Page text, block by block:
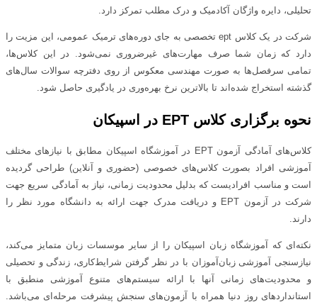
تحلیلی، دایره واژگان آکادمیک و درک مطلب تمرکز دارد.
شرکت در یک کلاس ept تخصصی به جای دوره‌های ترمیک عمومی، این مزیت را
دارد که زمان شما صرف مهارت‌های غیرضروری نمی‌شود. در این کلاس‌ها،
تمامی سرفصل‌ها به صورت مهندسی معکوس از روی دفترچه سوالات سال‌های
گذشته استخراج شده‌اند تا بالاترین نرخ بهره‌وری در یادگیری حاصل شود.
نحوه برگزاری کلاس EPT در اسپیکان
کلاس‌های آمادگی آزمون EPT در آموزشگاه اسپیکان مطابق با نیازهای مختلف
آموزشی افراد بصورت کلاس‌های خصوصی (حضوری و آنلاین) طراحی گردیده
است و مناسب افرادیست که بدلیل محدودیت زمانی، نیاز به آمادگی سریع جهت
شرکت در آزمون EPT و دریافت مدرک جهت ارائه به دانشگاه مورد نظر را
دارند.
نکته‌ای که آموزشگاه زبان اسپیکان را از سایر موسسات زبان متمایز می‌کند،
نیازسنجی آموزشی زبان‌آموزان با در نظر گرفتن شرایط‌کاری، زندگی و تحصیلی
و محدودیت‌های زمانی آنها با ارائه سیستم‌های متنوع آموزشی منطبق با
استانداردهای روز دنیا همراه با آزمون‌های سنجش پیشرفت مرحله‌ای می‌باشد.